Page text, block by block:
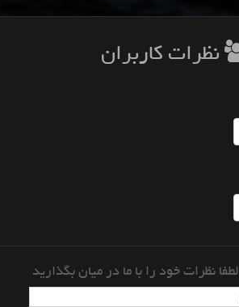
نظرات کاربران
لطفا نظرات خود را با ما در میان بگذارید